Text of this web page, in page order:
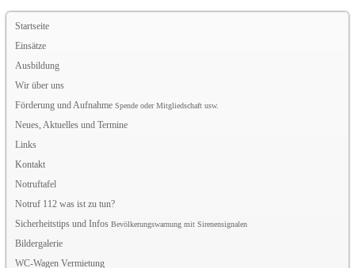
Startseite
Einsätze
Ausbildung
Wir über uns
Förderung und Aufnahme Spende oder Mitgliedschaft usw.
Neues, Aktuelles und Termine
Links
Kontakt
Notruftafel
Notruf 112 was ist zu tun?
Sicherheitstips und Infos Bevölkerungswarnung mit Sirenensignalen
Bildergalerie
WC-Wagen Vermietung